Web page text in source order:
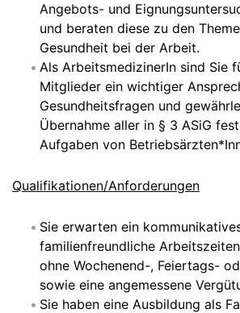
Angebots- und
und beraten diese zu den
Gesundheit bei der Arbeit.
Als ArbeitsmedizinerIn sind Sie
Mitglieder ein wichtiger
Gesundheitsfragen und
Übernahme aller in § 3 ASiG
Aufgaben von
Qualifikationen/Anforderungen
Sie erwarten ein
familienfreundliche
ohne Wochenend-, Feiertags-
sowie eine angemessene
Sie haben eine Ausbildung als